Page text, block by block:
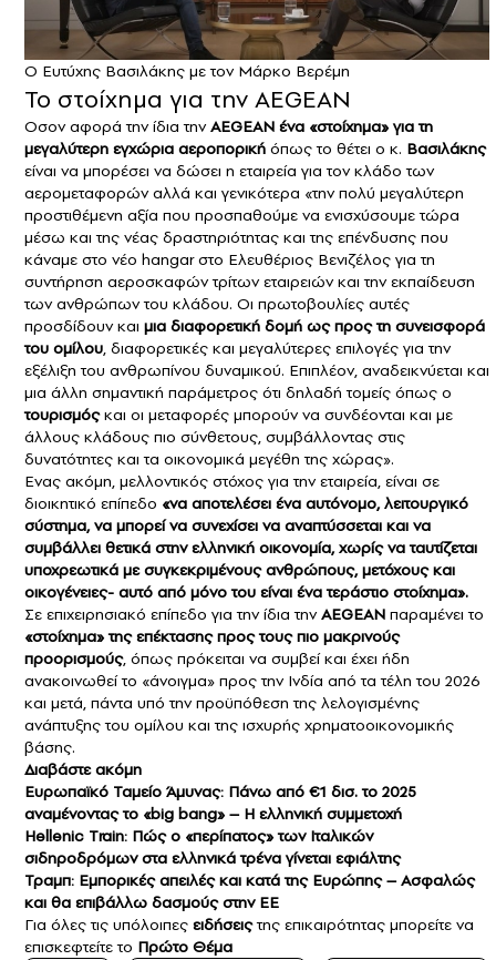
Ο Ευτύχης Βασιλάκης με τον Μάρκο Βερέμη
Το στοίχημα για την AEGEAN
Οσον αφορά την ίδια τηνAEGEAN ένα «στοίχημα» για τη
μεγαλύτερη εγχώρια αεροπορική όπως το θέτει ο κ. Βασιλάκης
είναι να μπορέσει να δώσει η εταιρεία για τον κλάδο των
αερομεταφορών αλλά και γενικότερα «την πολύ μεγαλύτερη
προστιθέμενη αξία που προσπαθούμε να ενισχύσουμε τώρα
μέσω και της νέας δραστηριότητας και της επένδυσης που
κάναμε στο νέο hangar στο Ελευθέριος Βενιζέλος για τη
συντήρηση αεροσκαφών τρίτων εταιρειών και την εκπαίδευση
των ανθρώπων του κλάδου. Οι πρωτοβουλίες αυτές
προσδίδουν και μια διαφορετική δομή ως προς τη συνεισφορά
του ομίλου, διαφορετικές και μεγαλύτερες επιλογές για την
εξέλιξη του ανθρωπίνου δυναμικού. Επιπλέον, αναδεικνύεται και
μια άλλη σημαντική παράμετρος ότι δηλαδή τομείς όπως ο
τουρισμόςκαι οι μεταφορές μπορούν να συνδέονται και με
άλλους κλάδους πιο σύνθετους, συμβάλλοντας στις
δυνατότητες και τα οικονομικά μεγέθη της χώρας».
Ενας ακόμη, μελλοντικός στόχος για την εταιρεία, είναι σε
διοικητικό επίπεδο «να αποτελέσει ένα αυτόνομο, λειτουργικό
σύστημα, να μπορεί να συνεχίσει να αναπτύσσεται και να
συμβάλλει θετικά στην ελληνική οικονομία, χωρίς να ταυτίζεται
υποχρεωτικά με συγκεκριμένους ανθρώπους, μετόχους και
οικογένειες- αυτό από μόνο του είναι ένα τεράστιο στοίχημα».
Σε επιχειρησιακό επίπεδο για την ίδια τηνAEGEAN παραμένει το
«στοίχημα» της επέκτασης προς τους πιο μακρινούς
προορισμούς, όπως πρόκειται να συμβεί και έχει ήδη
ανακοινωθεί το «άνοιγμα» προς την Ινδία από τα τέλη του 2026
και μετά, πάντα υπό την προϋπόθεση της λελογισμένης
ανάπτυξης του ομίλου και της ισχυρής χρηματοοικονομικής
βάσης.
Διαβάστε ακόμη
Ευρωπαϊκό Ταμείο Άμυνας: Πάνω από €1 δισ. το 2025
αναμένοντας το «big bang» – Η ελληνική συμμετοχή
Hellenic Τrain: Πώς ο «περίπατος» των Ιταλικών
σιδηροδρόμων στα ελληνικά τρένα γίνεται εφιάλτης
Τραμπ: Εμπορικές απειλές και κατά της Ευρώπης – Ασφαλώς
και θα επιβάλλω δασμούς στην ΕΕ
Για όλες τις υπόλοιπες ειδήσεις της επικαιρότητας μπορείτε να
επισκεφτείτε το Πρώτο Θέμα